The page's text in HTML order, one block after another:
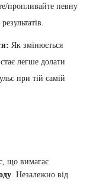
пропливайте певну
Як змінюється
легше долати
при тій самій
що вимагає
. Незалежно від